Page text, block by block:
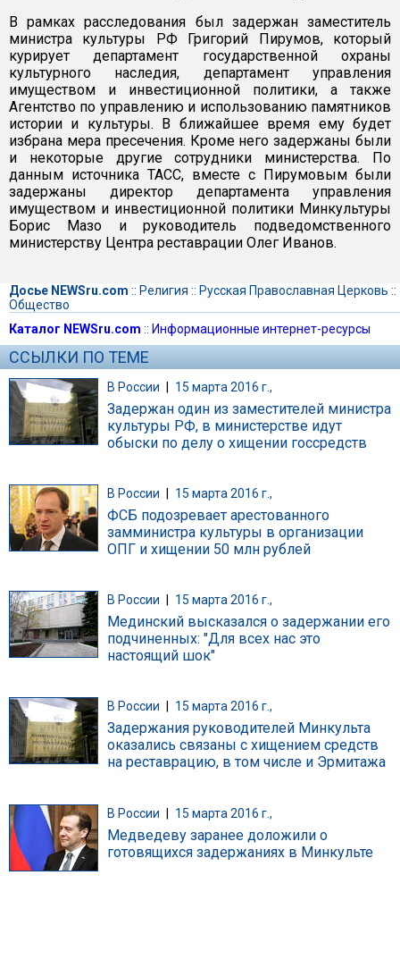
В рамках расследования был задержан заместитель
министра культуры РФ Григорий Пирумов, который
курирует департамент государственной охраны
культурного наследия, департамент управления
имуществом и инвестиционной политики, а также
Агентство по управлению и использованию памятников
истории и культуры. В ближайшее время ему будет
избрана мера пресечения. Кроме него задержаны были
и некоторые другие сотрудники министерства. По
данным источника ТАСС, вместе с Пирумовым были
задержаны директор департамента управления
имуществом и инвестиционной политики Минкультуры
Борис Мазо и руководитель подведомственного
министерству Центра реставрации Олег Иванов.
Досье NEWSru.com :: Религия :: Русская Православная Церковь ::
Общество
Каталог NEWSru.com :: Информационные интернет-ресурсы
ССЫЛКИ ПО ТЕМЕ
В России | 15 марта 2016 г.,
Задержан один из заместителей министра
культуры РФ, в министерстве идут
обыски по делу о хищении госсредств
В России 15 марта 2016 г.,
ФСБ подозревает арестованного
замминистра культуры в организации
ОПГ и хищении 50 млн рублей
В России 15 марта 2016 г.,
Мединский высказался о задержании его
подчиненных: "Для всех нас это
настоящий шок"
В России 15 марта 2016 г.,
Задержания руководителей Минкульта
оказались связаны с хищением средств
на реставрацию, в том числе и Эрмитажа
В России | 15 марта 2016 г.,
Медведеву заранее доложили о
готовящихся задержаниях в Минкульте